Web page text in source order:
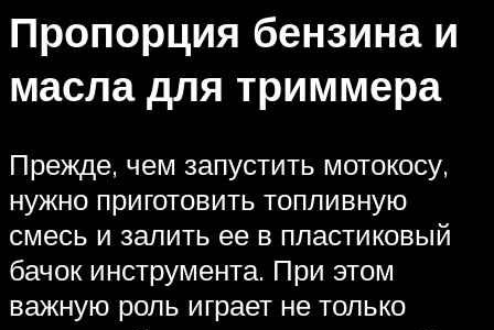
Пропорция бензина и
масла для триммера
Прежде, чем запустить мотокосу,
нужно приготовить топливную
смесь и залить ее в пластиковый
бачок инструмента. При этом
важную роль играет не только